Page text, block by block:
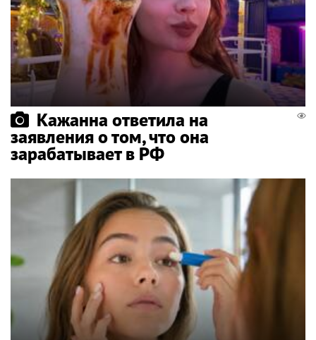
Кажанна ответила на
заявления о том, что она
зарабатывает в РФ